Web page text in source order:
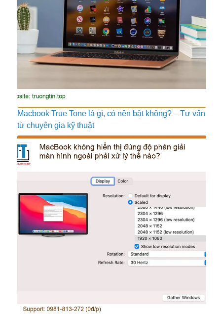
Macbook True Tone là gì, có nên bật không? – Tư vấn
từ chuyên gia kỹ thuật